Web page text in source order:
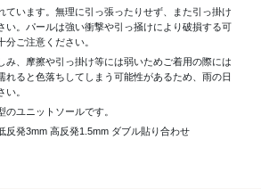
ています。無理に引っ張ったりせず、また引っ掛け
い。パールは強い衝撃や引っ掻けにより破損する可
分ご注意ください。
み、摩擦や引っ掛け等には弱いためご着用の際には
れると色落ちしてしまう可能性があるため、雨の日
い。
のユニットソールです。
反発3mm 高反発1.5mm ダブル貼り合わせ